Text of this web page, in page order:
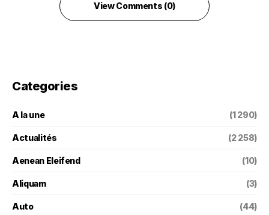
View Comments (0)
Categories
A la une (1 290)
Actualités (2 258)
Aenean Eleifend (10)
Aliquam (3)
Auto (44)